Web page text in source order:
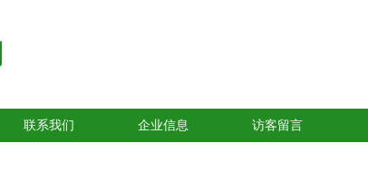
联系我们 企业信息 访客留言